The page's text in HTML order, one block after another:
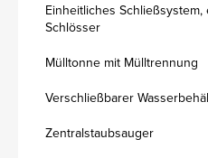
Einheitliches
Schlösser
Mülltonne mit Mülltrennung
Verschließbarer
Zentralstaubsauger